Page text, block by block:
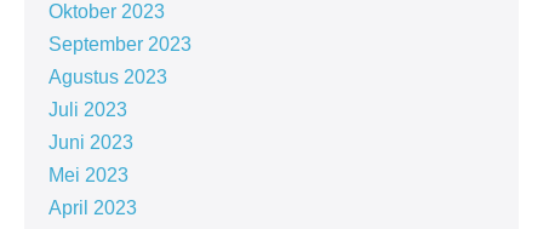
Oktober 2023
September 2023
Agustus 2023
Juli 2023
Juni 2023
Mei 2023
April 2023